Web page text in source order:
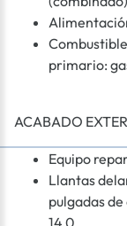
primario:
ACABADO
Equipo
Llantas
pulgadas